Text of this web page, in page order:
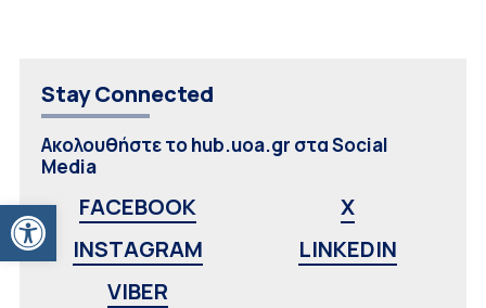
Ανοίξτε τη γραμμή εργαλείων
Stay Connected
Ακολουθήστε το hub.uoa.gr στα Social
Media
FACEBOOK
X
INSTAGRAM
LINKEDIN
VIBER